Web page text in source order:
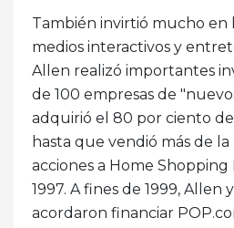
También invirtió mucho en
medios interactivos y
Allen realizó importantes
de 100 empresas de
adquirió el 80 por ciento
hasta que vendió más de
acciones a Home
1997. A fines de 1999,
acordaron financiar